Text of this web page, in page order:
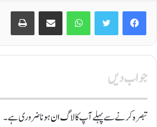
Facebook
Twitter
WhatsApp
Share via Email
Print
جواب دیں
تبصرہ کرنے سے پہلے آپ کالاگ انہونا ضروری ہے۔